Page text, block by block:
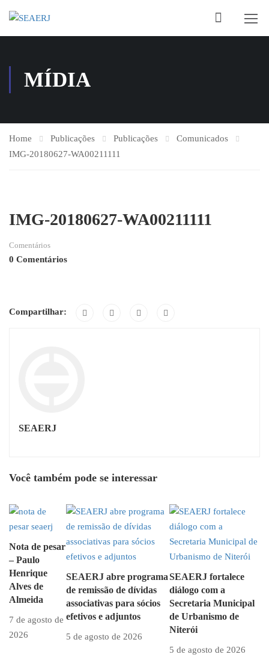
MÍDIA
Home Publicações Publicações
Comunicados
IMG-20180627-WA00211111
IMG-20180627-WA00211111
Comentários
0 Comentários
Compartilhar:
SEAERJ
Você também pode se interessar
Nota de pesar
– Paulo
Henrique
Alves de
Almeida
7 de agosto de
2026
SEAERJ abre programa
de remissão de dívidas
associativas para sócios
efetivos e adjuntos
5 de agosto de 2026
SEAERJ fortalece
diálogo com a
Secretaria Municipal
de Urbanismo de
Niterói
5 de agosto de 2026